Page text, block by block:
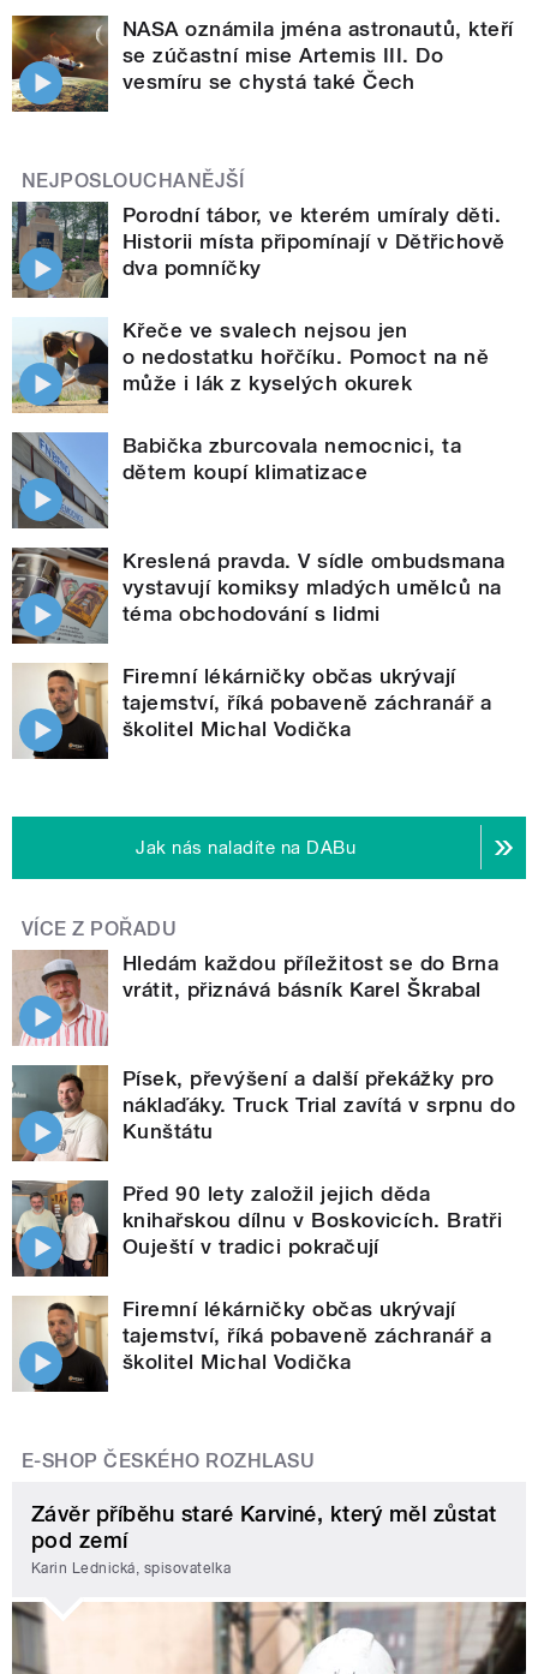
NASA oznámila jména astronautů, kteří
se zúčastní mise Artemis III. Do
vesmíru se chystá také Čech
NEJPOSLOUCHANĚJŠÍ
Porodní tábor, ve kterém umíraly děti.
Historii místa připomínají v Dětřichově
dva pomníčky
Křeče ve svalech nejsou jen
o nedostatku hořčíku. Pomoct na ně
může i lák z kyselých okurek
Babička zburcovala nemocnici, ta
dětem koupí klimatizace
Kreslená pravda. V sídle ombudsmana
vystavují komiksy mladých umělců na
téma obchodování s lidmi
Firemní lékárničky občas ukrývají
tajemství, říká pobaveně záchranář a
školitel Michal Vodička
Jak nás naladíte na DABu
VÍCE Z POŘADU
Hledám každou příležitost se do Brna
vrátit, přiznává básník Karel Škrabal
Písek, převýšení a další překážky pro
náklaďáky. Truck Trial zavítá v srpnu do
Kunštátu
Před 90 lety založil jejich děda
knihařskou dílnu v Boskovicích. Bratři
Ouještí v tradici pokračují
Firemní lékárničky občas ukrývají
tajemství, říká pobaveně záchranář a
školitel Michal Vodička
E-SHOP ČESKÉHO ROZHLASU
Závěr příběhu staré Karviné, který měl zůstat
pod zemí
Karin Lednická, spisovatelka